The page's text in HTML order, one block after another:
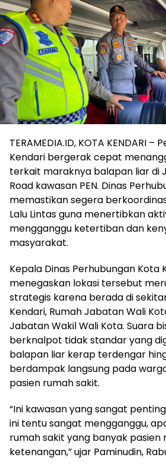
TERAMEDIA.ID, KOTA KENDARI
Kendari bergerak cepat
terkait maraknya balapan liar di
Road kawasan PEN. Dinas
memastikan segera
Lalu Lintas guna menertibkan
mengganggu ketertiban dan
masyarakat.
Kepala Dinas Perhubungan Kota
menegaskan lokasi tersebut
strategis karena berada di sekitar
Kendari, Rumah Jabatan Wali
Jabatan Wakil Wali Kota. Suara
berknalpot tidak standar yang
balapan liar kerap terdengar
berdampak langsung pada
pasien rumah sakit.
“Ini kawasan yang sangat
ini tentu sangat mengganggu,
rumah sakit yang banyak
ketenangan,” ujar Paminudin,